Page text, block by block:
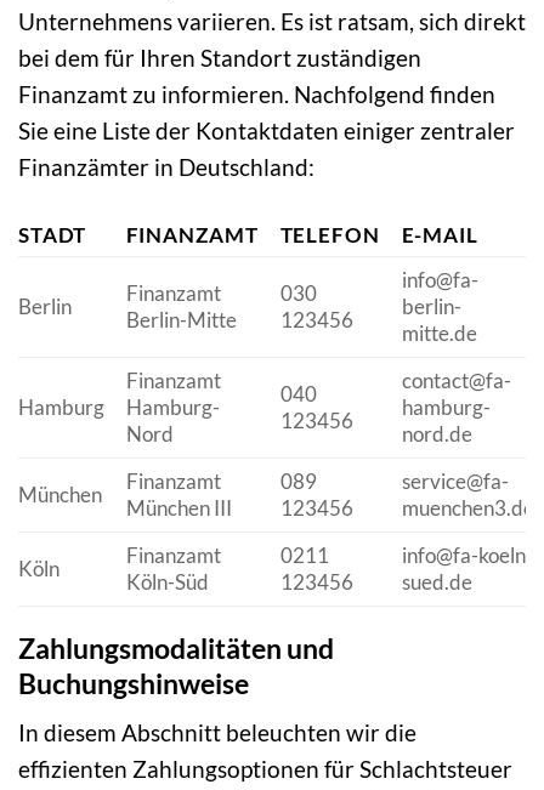
Unternehmens variieren. Es ist ratsam, sich direkt
bei dem für Ihren Standort zuständigen
Finanzamt zu informieren. Nachfolgend finden
Sie eine Liste der Kontaktdaten einiger zentraler
Finanzämter in Deutschland:
STADT FINANZAMT TELEFON E-MAIL
Berlin
Finanzamt
Berlin-Mitte
030
123456
info@fa-
berlin-
mitte.de
Hamburg
Finanzamt
Hamburg-
Nord
040
123456
contact@fa-
hamburg-
nord.de
München
Finanzamt
München III
089
123456
service@fa-
muenchen3.de
Köln
Finanzamt
Köln-Süd
0211
123456
info@fa-koeln-
sued.de
Zahlungsmodalitäten und
Buchungshinweise
In diesem Abschnitt beleuchten wir die
effizienten Zahlungsoptionen für Schlachtsteuer